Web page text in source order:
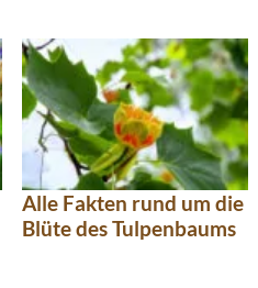
Alle Fakten rund um die
Blüte des Tulpenbaums